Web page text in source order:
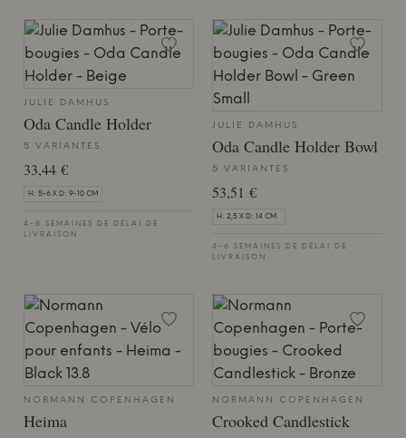
JULIE DAMHUS
Oda Candle Holder
5 VARIANTES
33,44 €
H: 5-6 X D: 9-10 CM
4-6 SEMAINES DE DÉLAI DE
LIVRAISON
JULIE DAMHUS
Oda Candle Holder Bowl
5 VARIANTES
53,51 €
H: 2,5 X D: 14 CM
4-6 SEMAINES DE DÉLAI DE
LIVRAISON
NORMANN COPENHAGEN
Heima
NORMANN COPENHAGEN
Crooked Candlestick